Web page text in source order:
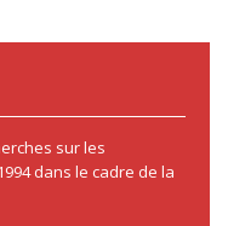
sur les
dans le cadre de la